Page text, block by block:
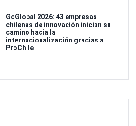
GoGlobal 2026: 43 empresas
chilenas de innovación inician su
camino hacia la
internacionalización gracias a
ProChile